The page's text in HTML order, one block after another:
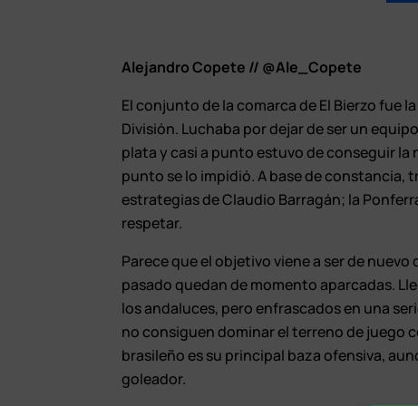
Alejandro Copete // @Ale_Copete
El conjunto de la comarca de El Bierzo fue
División. Luchaba por dejar de ser un
plata y casi a punto estuvo de conseguir la
punto se lo impidió. A base de constancia,
estrategias de Claudio Barragán; la
respetar.
Parece que el objetivo viene a ser de
pasado quedan de momento aparcadas.
los andaluces, pero enfrascados en una
no consiguen dominar el terreno de juego
brasileño es su principal baza ofensiva,
goleador.